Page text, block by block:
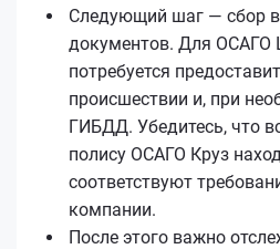
Следующий шаг — сбор
документов. Для ОСАГО
потребуется
происшествии и, при
ГИБДД. Убедитесь, что
полису ОСАГО Круз
соответствуют
компании.
После этого важно